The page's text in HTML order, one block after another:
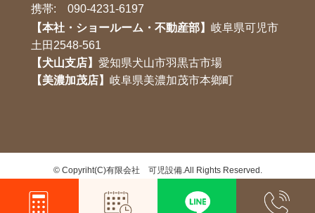
携帯:090-4231-6197
【本社・ショールーム・不動産部】岐阜県可児市
土田2548-561
【犬山支店】愛知県犬山市羽黒古市場
【美濃加茂店】岐阜県美濃加茂市本鄉町
©Copyriht(C)有限会社 可児設備.All Rights Reserved.